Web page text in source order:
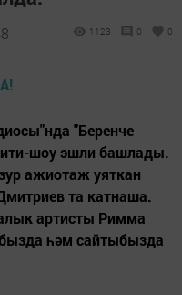
1123 0 0
"Беренче
шоу эшли башлады.
ажиотаж уяткан
та катнаша.
артисты Римма
һәм сайтыбызда